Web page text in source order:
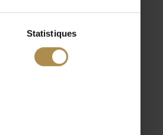
Statistiques